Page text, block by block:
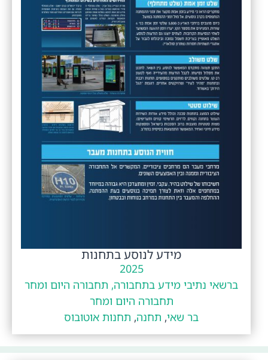
מידע לנוסע בתחנות
2025
ברשאי נתיבי מידע בתחבורה, תחבורה היום ומחר
תחבורה היום ומחר
בר שאי, תחנה, תחנות אוטובוס